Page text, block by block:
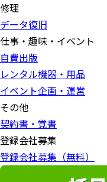
修理
データ復旧
仕事・趣味・イベント
自費出版
レンタル機器・用品
イベント企画・運営
その他
契約書・覚書
登録会社募集
登録会社募集（無料）